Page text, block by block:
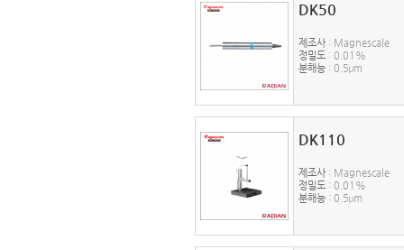
DK50
제조사 : Magnescale
정밀도 : 0.01%
분해능 : 0.5μm
DK110
제조사 : Magnescale
정밀도 : 0.01%
분해능 : 0.5μm